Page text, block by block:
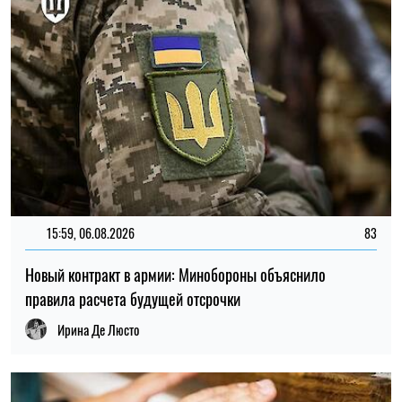
ТОП
19:30, 27.07.2026 3785
Мужчин после 60 лет могут взять в ВСУ: кто может
попасть в армию
Николай Потика